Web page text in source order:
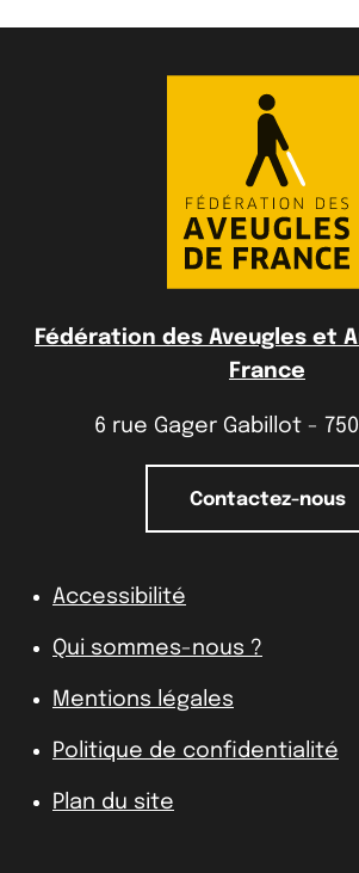
Fédération des Aveugles et
France
6 rue Gager Gabillot -
Contactez-nous
Accessibilité
Qui sommes-nous ?
Mentions légales
Politique de confidentialité
Plan du site